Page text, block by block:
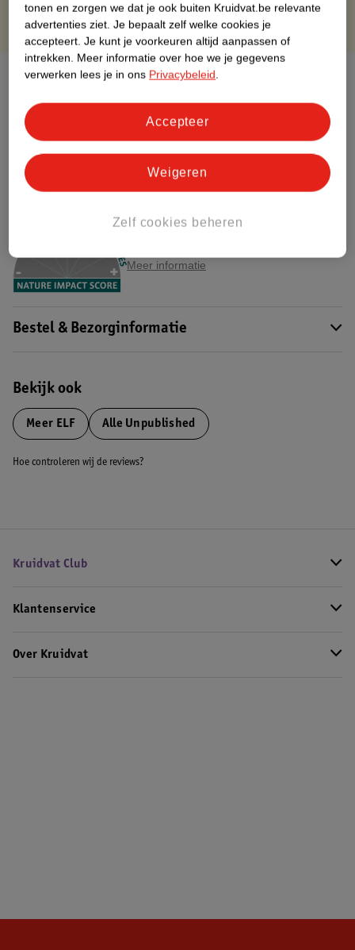
Over dit product
Productinformatie
Etiketinformatie
Meer informatie
Bestel & Bezorginformatie
Bekijk ook
Meer ELF Alle Unpublished
Hoe controleren wij de reviews?
Kruidvat Club
Klantenservice
Over Kruidvat
tonen en zorgen we dat je ook buiten Kruidvat.be relevante
advertenties ziet. Je bepaalt zelf welke cookies je
accepteert. Je kunt je voorkeuren altijd aanpassen of
intrekken. Meer informatie over hoe we je gegevens
verwerken lees je in ons Privacybeleid.
Zelf cookies beheren
Weigeren
Accepteer